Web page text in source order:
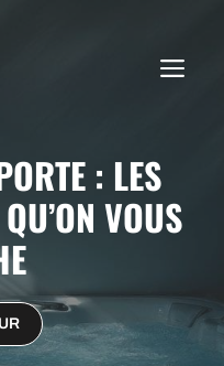
: LES
VOUS